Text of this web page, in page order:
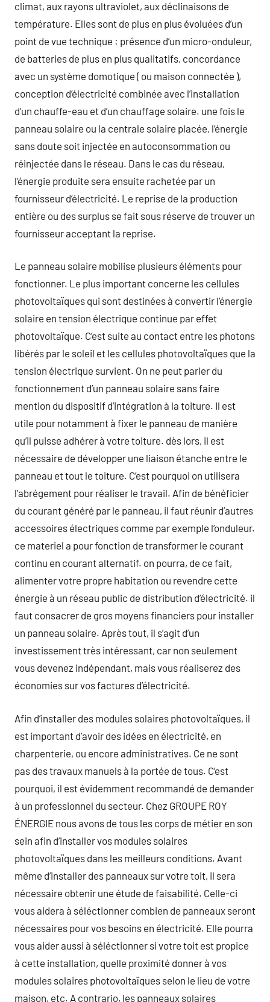
climat, aux rayons ultraviolet, aux déclinaisons de
température. Elles sont de plus en plus évoluées d’un
point de vue technique : présence d’un micro-onduleur,
de batteries de plus en plus qualitatifs, concordance
avec un système domotique ( ou maison connectée ),
conception d’électricité combinée avec l’installation
d’un chauffe-eau et d’un chauffage solaire. une fois le
panneau solaire ou la centrale solaire placée, l’énergie
sans doute soit injectée en autoconsommation ou
réinjectée dans le réseau. Dans le cas du réseau,
l’énergie produite sera ensuite rachetée par un
fournisseur d’électricité. Le reprise de la production
entière ou des surplus se fait sous réserve de trouver un
fournisseur acceptant la reprise.
Le panneau solaire mobilise plusieurs éléments pour
fonctionner. Le plus important concerne les cellules
photovoltaïques qui sont destinées à convertir l’énergie
solaire en tension électrique continue par effet
photovoltaïque. C’est suite au contact entre les photons
libérés par le soleil et les cellules photovoltaïques que la
tension électrique survient. On ne peut parler du
fonctionnement d’un panneau solaire sans faire
mention du dispositif d’intégration à la toiture. Il est
utile pour notamment à fixer le panneau de manière
qu’il puisse adhérer à votre toiture. dès lors, il est
nécessaire de développer une liaison étanche entre le
panneau et tout le toiture. C’est pourquoi on utilisera
l’abrégement pour réaliser le travail. Afin de bénéficier
du courant généré par le panneau, il faut réunir d’autres
accessoires électriques comme par exemple l’onduleur.
ce materiel a pour fonction de transformer le courant
continu en courant alternatif. on pourra, de ce fait,
alimenter votre propre habitation ou revendre cette
énergie à un réseau public de distribution d’électricité. il
faut consacrer de gros moyens financiers pour installer
un panneau solaire. Après tout, il s’agit d’un
investissement très intéressant, car non seulement
vous devenez indépendant, mais vous réaliserez des
économies sur vos factures d’électricité.
Afin d’installer des modules solaires photovoltaïques, il
est important d’avoir des idées en électricité, en
charpenterie, ou encore administratives. Ce ne sont
pas des travaux manuels à la portée de tous. C’est
pourquoi, il est évidemment recommandé de demander
à un professionnel du secteur. Chez GROUPE ROY
ÉNERGIE nous avons de tous les corps de métier en son
sein afin d’installer vos modules solaires
photovoltaïques dans les meilleurs conditions. Avant
même d’installer des panneaux sur votre toit, il sera
nécessaire obtenir une étude de faisabilité. Celle-ci
vous aidera à séléctionner combien de panneaux seront
nécessaires pour vos besoins en électricité. Elle pourra
vous aider aussi à séléctionner si votre toit est propice
à cette installation, quelle proximité donner à vos
modules solaires photovoltaïques selon le lieu de votre
maison, etc. A contrario, les panneaux solaires